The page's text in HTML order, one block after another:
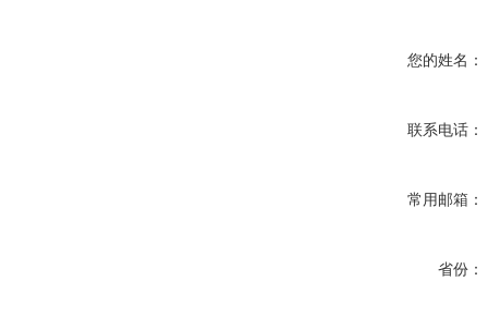
您的姓名：
联系电话：
常用邮箱：
省份：